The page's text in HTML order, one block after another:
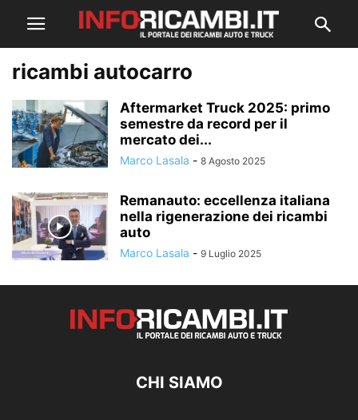
ricambi autocarro
Aftermarket Truck 2025: primo
semestre da record per il
mercato dei...
Marco Lasala - 8 Agosto 2025
Remanauto: eccellenza italiana
nella rigenerazione dei ricambi
auto
Marco Lasala - 9 Luglio 2025
CHI SIAMO